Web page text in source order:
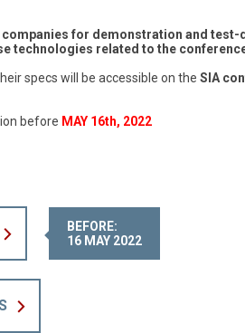
for demonstration and test-
technologies related to the
specs will be accessible on the SIA
before MAY 16th, 2022
BEFORE:
16 MAY 2022